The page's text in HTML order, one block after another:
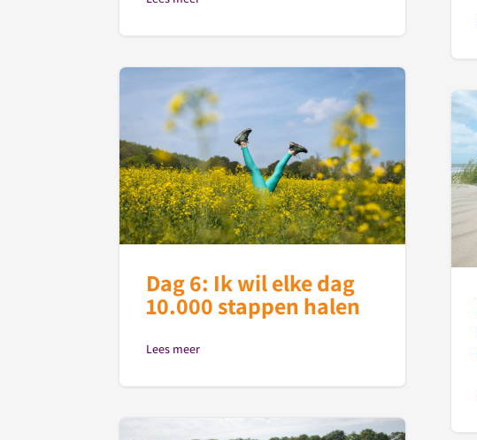
Dag 6: Ik wil elke dag
10.000 stappen halen
Lees meer